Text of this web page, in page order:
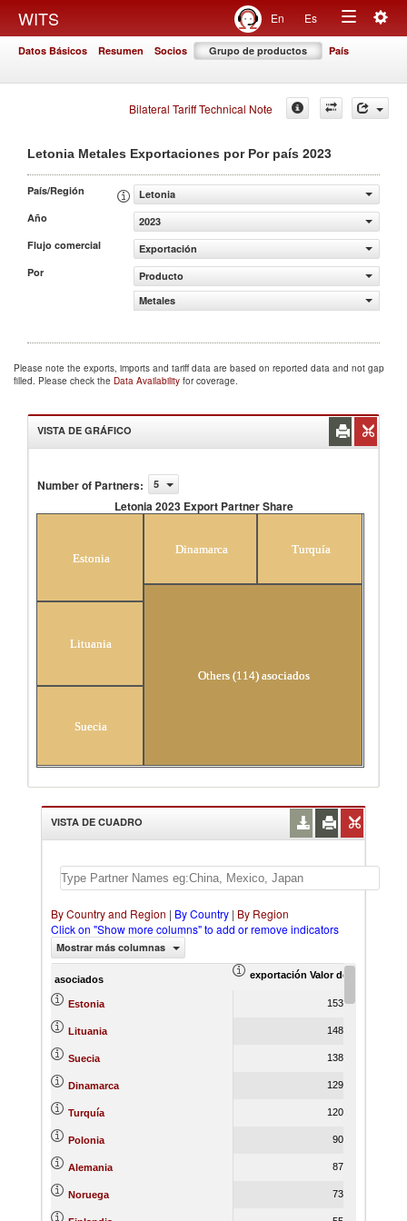
WITS En Es
Toggle
Datos Básicos Resumen Socios Grupo de productos País
Bilateral Tariff Technical Note
Letonia Metales Exportaciones por Por país 2023
País/Región
Letonia
Año
2023
Flujo comercial
Exportación
Por
Producto
Metales
Please note the exports, imports and tariff data are based on reported data and not gap
filled. Please check the Data Availability for coverage.
VISTA DE GRÁFICO
Number of Partners: 5
Letonia 2023 Export Partner Share
Estonia
Lituania
Suecia
Dinamarca Turquía
Others (114) asociados
VISTA DE CUADRO
By Country and Region | By Country | By Region
Click on "Show more columns" to add or remove indicators
Mostrar más columnas
asociados exportación Valor del comercio
Estonia 153,582.65
Lituania 148,194.27
Suecia 138,878.58
Dinamarca 129,380.01
Turquía 120,239.78
Polonia 90,160.49
Alemania 87,317.46
Noruega 73,572.86